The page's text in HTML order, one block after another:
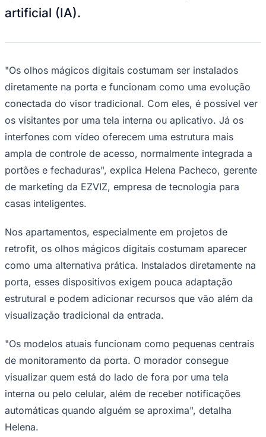
Negócios Regionais
Turismo
Hospitais Estaduais
Cidades da Região
Santana de Parnaíba Osasco CarapicuíbaJandira Itapevi Cotia Pirapora
do Bom Jesus Araçariguama CajamarCaieirasFranco da
RochaFrancisco MoratoTaboão da SerraEmbu das ArtesSão Roque
Para Sua Empresa
Anuncie Regional
Vagas na RegiãoNovo
Hub de Negócios
Guia Comercial
Selo Verificado
Portal Educacional
Vagas de Emprego
Concursos
Panorama Econômico
Panorama Econômico
Para Sua Empresa
Anuncie no Portal
Anunciar VagasNovo
NBA
Fórmula 1
UFC
Tênis (ATP)
MLB
artificial (IA).
"Os olhos mágicos digitais costumam ser instalados
diretamente na porta e funcionam como uma evolução
conectada do visor tradicional. Com eles, é possível ver
os visitantes por uma tela interna ou aplicativo. Já os
interfones com vídeo oferecem uma estrutura mais
ampla de controle de acesso, normalmente integrada a
portões e fechaduras", explica Helena Pacheco, gerente
de marketing da EZVIZ, empresa de tecnologia para
casas inteligentes.
Nos apartamentos, especialmente em projetos de
retrofit, os olhos mágicos digitais costumam aparecer
como uma alternativa prática. Instalados diretamente na
porta, esses dispositivos exigem pouca adaptação
estrutural e podem adicionar recursos que vão além da
visualização tradicional da entrada.
"Os modelos atuais funcionam como pequenas centrais
de monitoramento da porta. O morador consegue
visualizar quem está do lado de fora por uma tela
interna ou pelo celular, além de receber notificações
automáticas quando alguém se aproxima", detalha
Helena.